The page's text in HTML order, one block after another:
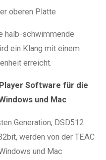
oberen Platte
halb-schwimmende
ein Klang mit einem
erreicht.
Software für die
und Mac
Generation, DSD512
werden von der TEAC
und Mac